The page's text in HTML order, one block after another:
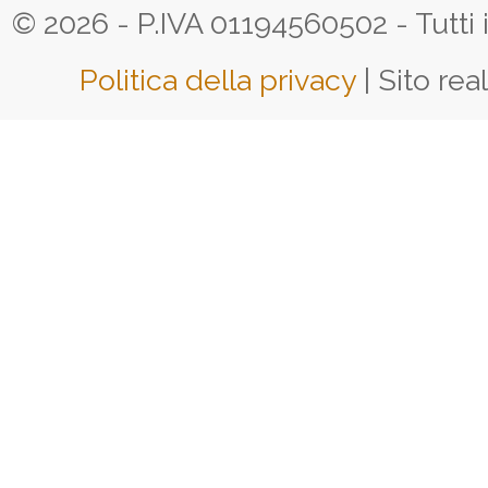
© 2026 - P.IVA 01194560502 -
Politica della privacy | Sito